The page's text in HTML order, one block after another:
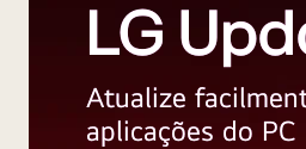
LG
Atualize
aplicações do PC